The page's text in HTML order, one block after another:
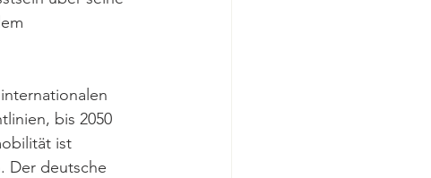
bis 2050
ist
Der deutsche